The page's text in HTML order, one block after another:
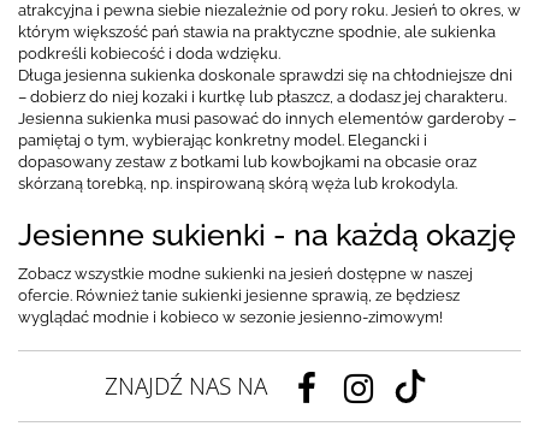
atrakcyjna i pewna siebie niezależnie od pory roku. Jesień to okres, w
którym większość pań stawia na praktyczne spodnie, ale sukienka
podkreśli kobiecość i doda wdzięku.
Długa jesienna sukienka doskonale sprawdzi się na chłodniejsze dni
– dobierz do niej kozaki i kurtkę lub płaszcz, a dodasz jej charakteru.
Jesienna sukienka musi pasować do innych elementów garderoby –
pamiętaj o tym, wybierając konkretny model. Elegancki i
dopasowany zestaw z botkami lub kowbojkami na obcasie oraz
skórzaną torebką, np. inspirowaną skórą węża lub krokodyla.
Jesienne sukienki - na każdą okazję
Zobacz wszystkie modne sukienki na jesień dostępne w naszej
ofercie. Również tanie sukienki jesienne sprawią, ze będziesz
wyglądać modnie i kobieco w sezonie jesienno-zimowym!
ZNAJDŹ NAS NA